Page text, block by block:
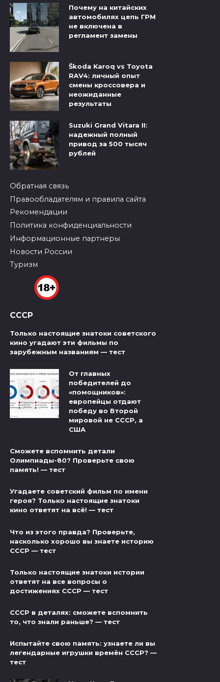
Почему на китайских
автомобилях цепь ГРМ
не включена в
регламент замены
Škoda Karoq vs Toyota
RAV4: личный опыт
смены кроссовера и
неожиданные
результаты
Suzuki Grand Vitara II:
надежный полный
привод за 500 тысяч
рублей
Обратная связь
Правообладателям и правила сайта
Рекомендации
Политика конфиденциальности
Информационные партнеры
Новости России
Туризм
СССР
Только настоящие знатоки советского
кино угадают эти фильмы по
зарубежным названиям — тест
От главных
победителей до
«помощников»:
европейцы отдают
победу во Второй
мировой не СССР, а
США
Сможете вспомнить детали
Олимпиады-80? Проверьте свою
память! — тест
Угадаете советский фильм по имени
героя? Только настоящие знатоки
кино ответят на всё! — тест
Что из этого правда? Проверьте,
насколько хорошо вы знаете историю
СССР — тест
Только настоящие знатоки истории
ответят на все вопросы о
достижениях СССР — тест
СССР в деталях: сможете вспомнить
то, что знали раньше? — тест
Испытайте свою память: узнаете ли вы
легендарные игрушки времён СССР? —
тест